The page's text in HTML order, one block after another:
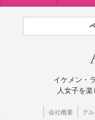
イケメン・
人女子を
会社概要 グ